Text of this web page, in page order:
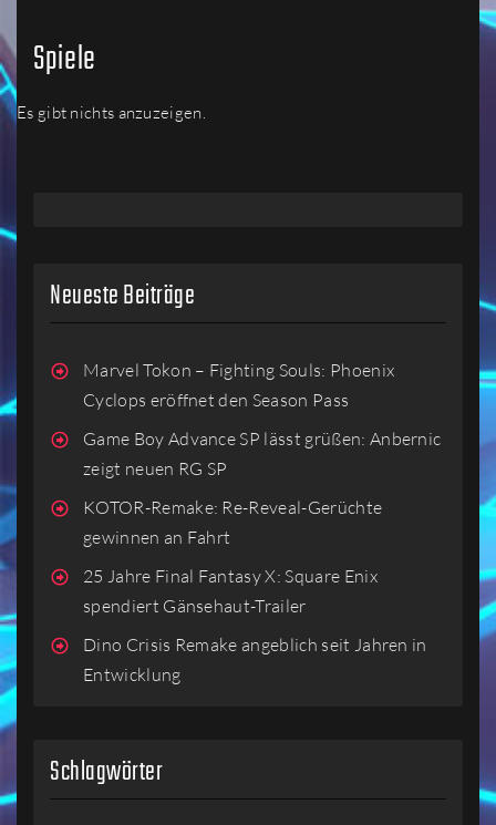
Spiele
Es gibt nichts anzuzeigen.
Neueste Beiträge
Marvel Tokon – Fighting Souls: Phoenix
Cyclops eröffnet den Season Pass
Game Boy Advance SP lässt grüßen: Anbernic
zeigt neuen RG SP
KOTOR-Remake: Re-Reveal-Gerüchte
gewinnen an Fahrt
25 Jahre Final Fantasy X: Square Enix
spendiert Gänsehaut-Trailer
Dino Crisis Remake angeblich seit Jahren in
Entwicklung
Schlagwörter